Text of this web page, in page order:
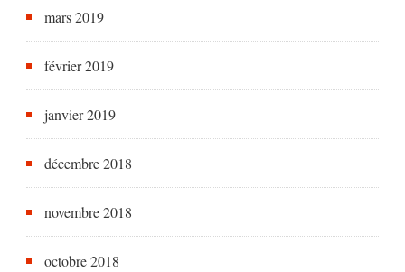
mars 2019
février 2019
janvier 2019
décembre 2018
novembre 2018
octobre 2018